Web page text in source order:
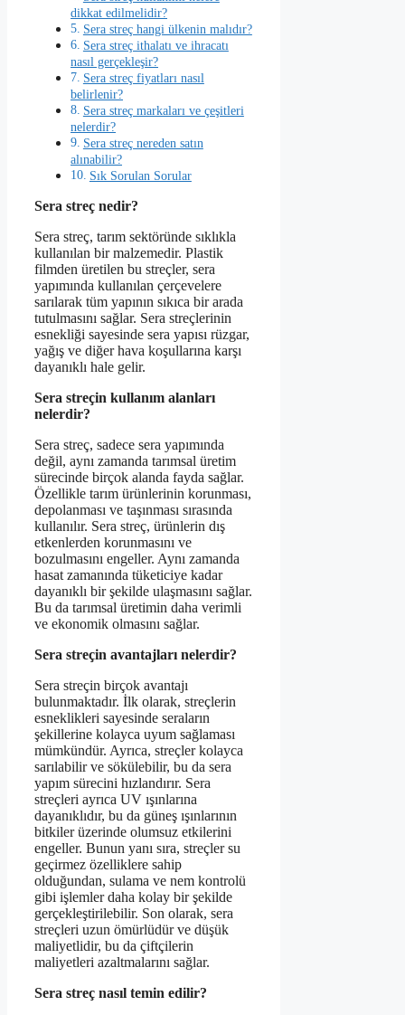
dikkat edilmelidir?
Sera streç hangi ülkenin malıdır?
Sera streç ithalatı ve ihracatı
nasıl gerçekleşir?
Sera streç fiyatları nasıl
belirlenir?
Sera streç markaları ve çeşitleri
nelerdir?
Sera streç nereden satın
alınabilir?
Sık Sorulan Sorular
Sera streç nedir?
Sera streç, tarım sektöründe sıklıkla
kullanılan bir malzemedir. Plastik
filmden üretilen bu streçler, sera
yapımında kullanılan çerçevelere
sarılarak tüm yapının sıkıca bir arada
tutulmasını sağlar. Sera streçlerinin
esnekliği sayesinde sera yapısı rüzgar,
yağış ve diğer hava koşullarına karşı
dayanıklı hale gelir.
Sera streçin kullanım alanları
nelerdir?
Sera streç, sadece sera yapımında
değil, aynı zamanda tarımsal üretim
sürecinde birçok alanda fayda sağlar.
Özellikle tarım ürünlerinin korunması,
depolanması ve taşınması sırasında
kullanılır. Sera streç, ürünlerin dış
etkenlerden korunmasını ve
bozulmasını engeller. Aynı zamanda
hasat zamanında tüketiciye kadar
dayanıklı bir şekilde ulaşmasını sağlar.
Bu da tarımsal üretimin daha verimli
ve ekonomik olmasını sağlar.
Sera streçin avantajları nelerdir?
Sera streçin birçok avantajı
bulunmaktadır. İlk olarak, streçlerin
esneklikleri sayesinde seraların
şekillerine kolayca uyum sağlaması
mümkündür. Ayrıca, streçler kolayca
sarılabilir ve sökülebilir, bu da sera
yapım sürecini hızlandırır. Sera
streçleri ayrıca UV ışınlarına
dayanıklıdır, bu da güneş ışınlarının
bitkiler üzerinde olumsuz etkilerini
engeller. Bunun yanı sıra, streçler su
geçirmez özelliklere sahip
olduğundan, sulama ve nem kontrolü
gibi işlemler daha kolay bir şekilde
gerçekleştirilebilir. Son olarak, sera
streçleri uzun ömürlüdür ve düşük
maliyetlidir, bu da çiftçilerin
maliyetleri azaltmalarını sağlar.
Sera streç nasıl temin edilir?